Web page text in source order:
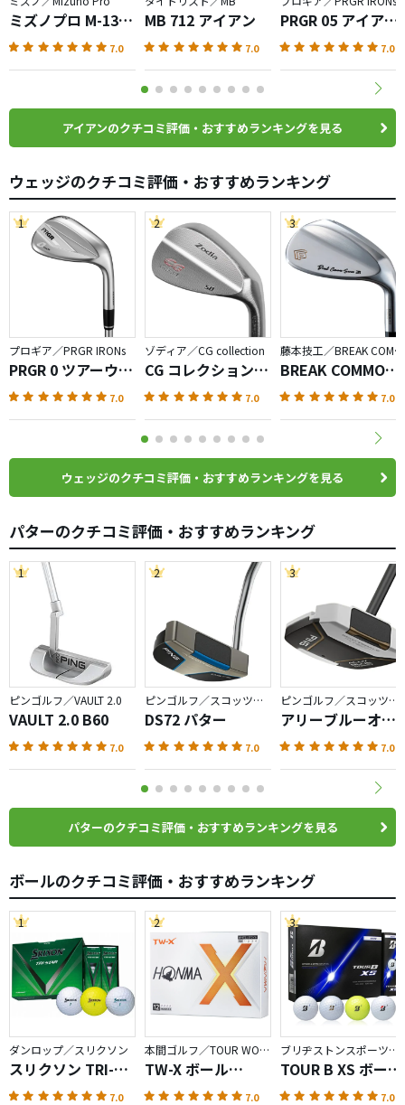
ミズノプロ M-13
アイアン
7.0
MB 712 アイアン
7.0
PRGR 05 アイアン
（2023）
7.0
アイアンのクチコミ評価・おすすめランキングを見る
ウェッジのクチコミ評価・おすすめランキング
1
プロギア／PRGR IRONs
PRGR 0 ツアーウェ
ッジ（2026）
7.0
2
ゾディア／CG collection
CG コレクション I
ウェッジ
7.0
3
藤本技工／BREAK COMMON SENSE
BREAK COMMON
SENSE ウェッジ7.0
ウェッジのクチコミ評価・おすすめランキングを見る
パターのクチコミ評価・おすすめランキング
1
ピンゴルフ／VAULT 2.0
VAULT 2.0 B60
7.0
2
ピンゴルフ／スコッツデール
DS72 パター
7.0
3
ピンゴルフ／スコッツデール テック
アリーブルーオン
セット パター
7.0
パターのクチコミ評価・おすすめランキングを見る
ボールのクチコミ評価・おすすめランキング
1
ダンロップ／スリクソン
スリクソン TRI-
STAR（2024） 7.0
2
本間ゴルフ／TOUR WORLD
TW-X ボール
（2024）
7.0
3
ブリヂストンスポーツ／BRIDGESTONE GOLF TOUR B
TOUR B XS ボール
（2026）
7.0